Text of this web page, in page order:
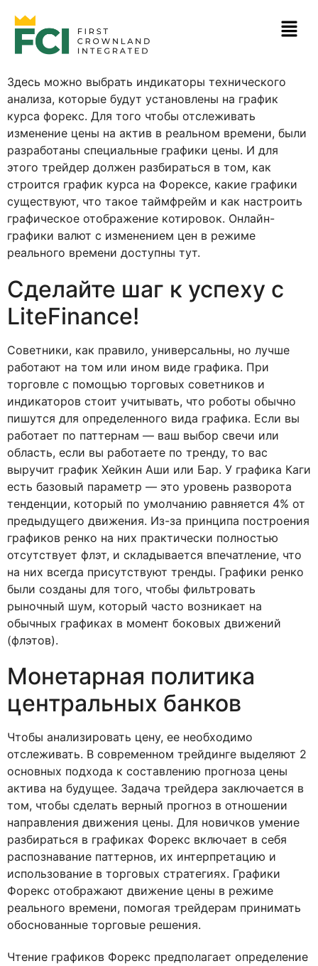
Здесь можно выбрать индикаторы технического
анализа, которые будут установлены на график
курса форекс. Для того чтобы отслеживать
изменение цены на актив в реальном времени, были
разработаны специальные графики цены. И для
этого трейдер должен разбираться в том, как
строится график курса на Форексе, какие графики
существуют, что такое таймфрейм и как настроить
графическое отображение котировок. Онлайн-
графики валют с изменением цен в режиме
реального времени доступны тут.
Сделайте шаг к успеху с
LiteFinance!
Советники, как правило, универсальны, но лучше
работают на том или ином виде графика. При
торговле с помощью торговых советников и
индикаторов стоит учитывать, что роботы обычно
пишутся для определенного вида графика. Если вы
работает по паттернам — ваш выбор свечи или
область, если вы работаете по тренду, то вас
выручит график Хейкин Аши или Бар. У графика Каги
есть базовый параметр — это уровень разворота
тенденции, который по умолчанию равняется 4% от
предыдущего движения. Из-за принципа построения
графиков ренко на них практически полностью
отсутствует флэт, и складывается впечатление, что
на них всегда присутствуют тренды. Графики ренко
были созданы для того, чтобы фильтровать
рыночный шум, который часто возникает на
обычных графиках в момент боковых движений
(флэтов).
Монетарная политика
центральных банков
Чтобы анализировать цену, ее необходимо
отслеживать. В современном трейдинге выделяют 2
основных подхода к составлению прогноза цены
актива на будущее. Задача трейдера заключается в
том, чтобы сделать верный прогноз в отношении
направления движения цены. Для новичков умение
разбираться в графиках Форекс включает в себя
распознавание паттернов, их интерпретацию и
использование в торговых стратегиях. Графики
Форекс отображают движение цены в режиме
реального времени, помогая трейдерам принимать
обоснованные торговые решения.
Чтение графиков Форекс предполагает определение